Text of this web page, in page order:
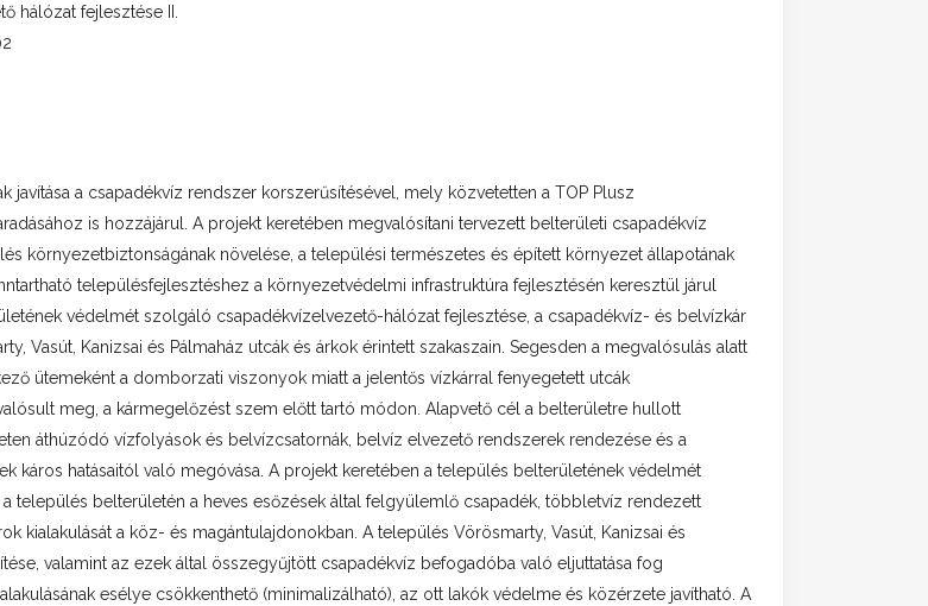
hálózat fejlesztése II.
a csapadékvíz rendszer korszerűsítésével, mely közvetetten a TOP Plusz
is hozzájárul. A projekt keretében megvalósítani tervezett belterületi csapadékvíz
környezetbiztonságának növelése, a települési természetes és épített környezet állapotának
településfejlesztéshez a környezetvédelmi infrastruktúra fejlesztésén keresztül járul
védelmét szolgáló csapadékvízelvezető-hálózat fejlesztése, a csapadékvíz- és belvízkár
Vasút, Kanizsai és Pálmaház utcák és árkok érintett szakaszain. Segesden a megvalósulás alatt
ütemeként a domborzati viszonyok miatt a jelentős vízkárral fenyegetett utcák
meg, a kármegelőzést szem előtt tartó módon. Alapvető cél a belterületre hullott
áthúzódó vízfolyások és belvízcsatornák, belvíz elvezető rendszerek rendezése és a
káros hatásaitól való megóvása. A projekt keretében a település belterületének védelmét
település belterületén a heves esőzések által felgyülemlő csapadék, többletvíz rendezett
kialakulását a köz- és magántulajdonokban. A település Vörösmarty, Vasút, Kanizsai és
valamint az ezek által összegyűjtött csapadékvíz befogadóba való eljuttatása fog
esélye csökkenthető (minimalizálható), az ott lakók védelme és közérzete javítható. A